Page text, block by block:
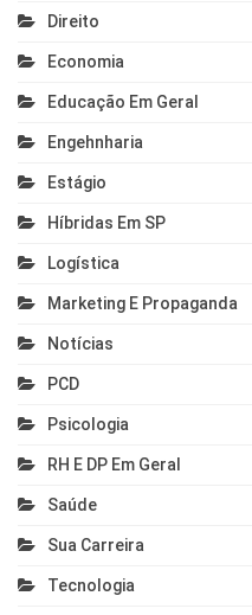
Direito
Economia
Educação Em Geral
Engehnharia
Estágio
Híbridas Em SP
Logística
Marketing E Propaganda
Notícias
PCD
Psicologia
RH E DP Em Geral
Saúde
Sua Carreira
Tecnologia